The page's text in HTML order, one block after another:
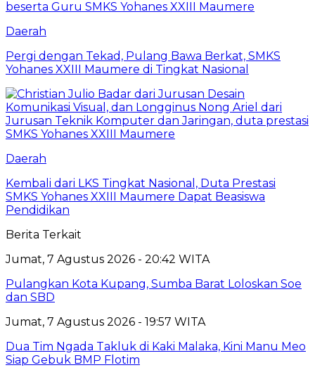
Daerah
Pergi dengan Tekad, Pulang Bawa Berkat, SMKS
Yohanes XXIII Maumere di Tingkat Nasional
Daerah
Kembali dari LKS Tingkat Nasional, Duta Prestasi
SMKS Yohanes XXIII Maumere Dapat Beasiswa
Pendidikan
Berita Terkait
Jumat, 7 Agustus 2026 - 20:42 WITA
Pulangkan Kota Kupang, Sumba Barat Loloskan Soe
dan SBD
Jumat, 7 Agustus 2026 - 19:57 WITA
Dua Tim Ngada Takluk di Kaki Malaka, Kini Manu Meo
Siap Gebuk BMP Flotim